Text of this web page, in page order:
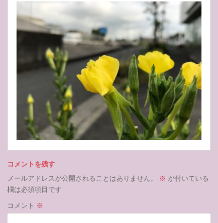
コメントを残す
メールアドレスが公開されることはありません。
※ が付いている
欄は必須項目です
コメント ※